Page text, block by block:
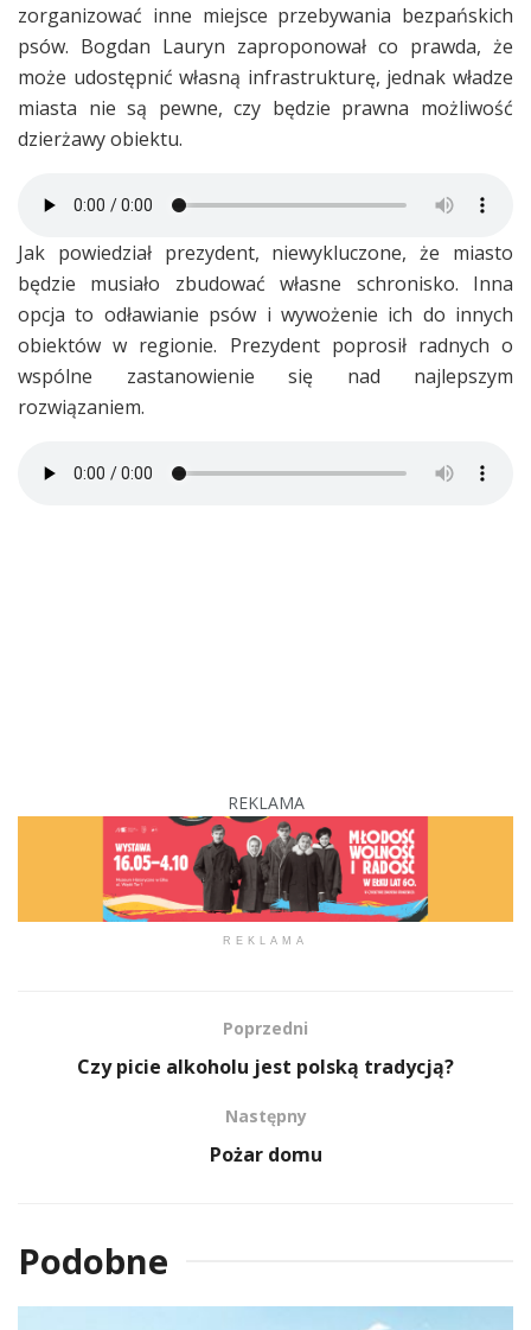
zorganizować inne miejsce przebywania bezpańskich
psów. Bogdan Lauryn zaproponował co prawda, że
może udostępnić własną infrastrukturę, jednak władze
miasta nie są pewne, czy będzie prawna możliwość
dzierżawy obiektu.
Jak powiedział prezydent, niewykluczone, że miasto
będzie musiało zbudować własne schronisko. Inna
opcja to odławianie psów i wywożenie ich do innych
obiektów w regionie. Prezydent poprosił radnych o
wspólne zastanowienie się nad najlepszym
rozwiązaniem.
REKLAMA
REKLAMA
Poprzedni
Czy picie alkoholu jest polską tradycją?
Następny
Pożar domu
Podobne